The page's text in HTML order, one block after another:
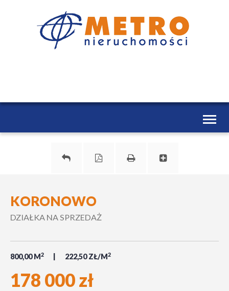
Toggle
KORONOWO
DZIAŁKA NA SPRZEDAŻ
800,00 M2 222,50 ZŁ/M2
178 000 zł